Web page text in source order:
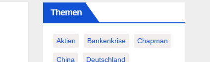
Themen
Aktien Bankenkrise Chapman
China Deutschland